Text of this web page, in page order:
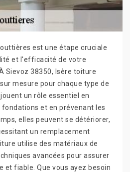
est une étape cruciale
et l'efficacité de votre
Sievoz 38350, Isère toiture
mesure pour chaque type de
un rôle essentiel en
et en prévenant les
elles peuvent se détériorer,
un remplacement
utilise des matériaux de
avancées pour assurer
et fiable. Que vous ayez besoin